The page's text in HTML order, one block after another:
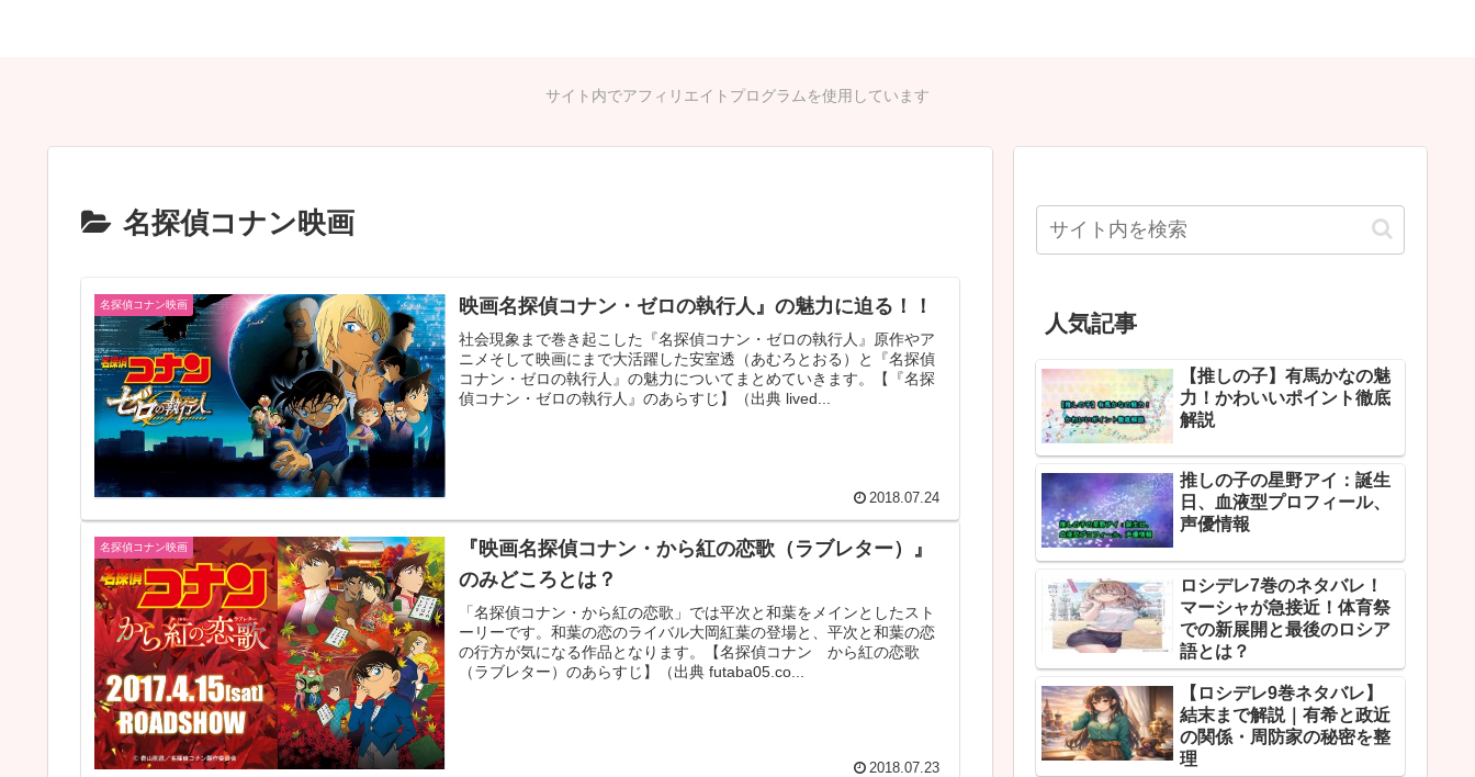
サイト内でアフィリエイトプログラムを使用しています
名探偵コナン映画
名探偵コナン映画 映画名探偵コナン・ゼロの執行人』の魅力に迫る！！
社会現象まで巻き起こした『名探偵コナン・ゼロの執行人』原作やア
ニメそして映画にまで大活躍した安室透（あむろとおる）と『名探偵
コナン・ゼロの執行人』の魅力についてまとめていきます。【『名探
偵コナン・ゼロの執行人』のあらすじ】（出典 lived...
2018.07.24
名探偵コナン映画
『映画名探偵コナン・から紅の恋歌（ラブレター）』
のみどころとは？
「名探偵コナン・から紅の恋歌」では平次と和葉をメインとしたスト
ーリーです。和葉の恋のライバル大岡紅葉の登場と、平次と和葉の恋
の行方が気になる作品となります。【名探偵コナン から紅の恋歌
（ラブレター）のあらすじ】（出典 futaba05.co...
2018.07.23
人気記事
【推しの子】有馬かなの魅
力！かわいいポイント徹底
解説
推しの子の星野アイ：誕生
日、血液型プロフィール、
声優情報
ロシデレ7巻のネタバレ！
マーシャが急接近！体育祭
での新展開と最後のロシア
語とは？
【ロシデレ9巻ネタバレ】
結末まで解説｜有希と政近
の関係・周防家の秘密を整
理